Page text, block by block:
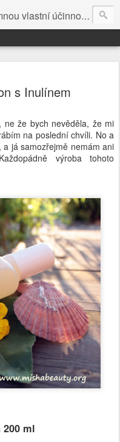
Návody pre výrobu vlastnej kozmetiky.
s Inulínem
ne že bych nevěděla, že mi
na poslední chvíli. No a
já samozřejmě nemám ani
výroba tohoto
200 ml